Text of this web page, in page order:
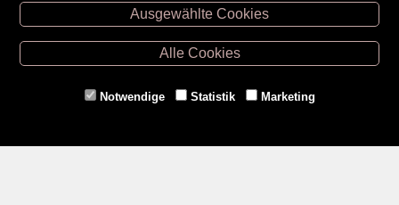
Retz -02942/20433
Hollabrunn -02952/30057
Eggenburg -02984/3836
Gmünd -
Ausgewählte Cookies
Alle Cookies
Notwendige Statistik Marketing